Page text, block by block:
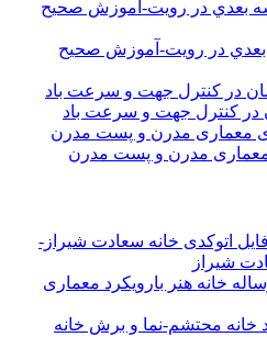
در رویت-آموزش صحیح
در کنترل جهت و سرعت باد
مدرن و پست مدرن
فایل اتوکدی خانه سعادت شیراز-
شیراز
خانه هنر بارویکرد معماری
خانه محتشم-نما و برش خانه